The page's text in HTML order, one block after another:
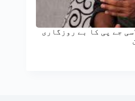
جے پی کا بے روزگاری